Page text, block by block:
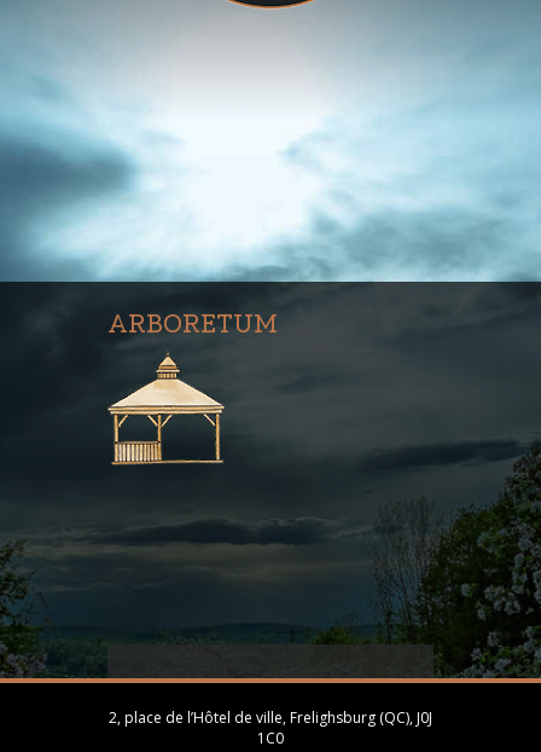
ARBORETUM
2, place de l’Hôtel de ville, Frelighsburg (QC), J0J
1C0